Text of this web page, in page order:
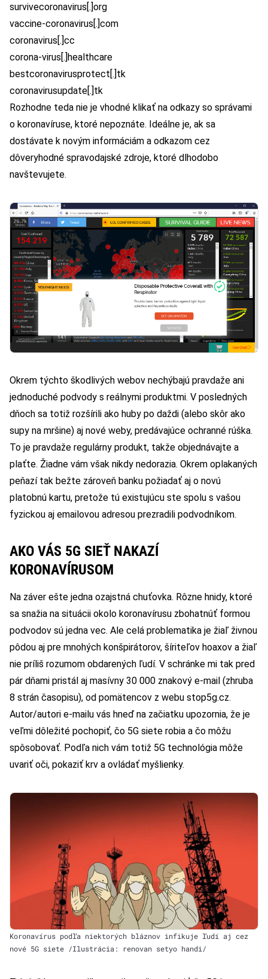
survivecoronavirus[.]org
vaccine-coronavirus[.]com
coronavirus[.]cc
corona-virus[.]healthcare
bestcoronavirusprotect[.]tk
coronavirusupdate[.]tk
Rozhodne teda nie je vhodné klikať na odkazy so správami
o koronavíruse, ktoré nepoznáte. Ideálne je, ak sa
dostávate k novým informáciám a odkazom cez
dôveryhodné spravodajské zdroje, ktoré dlhodobo
navštevujete.
Okrem týchto škodlivých webov nechýbajú pravdaže ani
jednoduché podvody s reálnymi produktmi. V posledných
dňoch sa totiž rozšírili ako huby po daždi (alebo skôr ako
supy na mršine) aj nové weby, predávajúce ochranné rúška.
To je pravdaže regulárny produkt, takže objednávajte a
plaťte. Žiadne vám však nikdy nedorazia. Okrem oplakaných
peňazí tak bežte zároveň banku požiadať aj o novú
platobnú kartu, pretože tú existujúcu ste spolu s vašou
fyzickou aj emailovou adresou prezradili podvodníkom.
AKO VÁS 5G SIEŤ NAKAZÍ
KORONAVÍRUSOM
Na záver ešte jedna ozajstná chuťovka. Rôzne hnidy, ktoré
sa snažia na situácii okolo koronavírusu zbohatnúť formou
podvodov sú jedna vec. Ale celá problematika je žiaľ živnou
pôdou aj pre mnohých konšpirátorov, šíriteľov hoaxov a žiaľ
nie príliš rozumom obdarených ľudí. V schránke mi tak pred
pár dňami pristál aj masívny 30 000 znakový e-mail (zhruba
8 strán časopisu), od pomätencov z webu stop5g.cz.
Autor/autori e-mailu vás hneď na začiatku upozornia, že je
veľmi dôležité pochopiť, čo 5G siete robia a čo môžu
spôsobovať. Podľa nich vám totiž 5G technológia môže
uvariť oči, pokaziť krv a ovládať myšlienky.
Koronavírus podľa niektorých bláznov infikuje ľudí aj cez
nové 5G siete /Ilustrácia: renovan setyo handi/